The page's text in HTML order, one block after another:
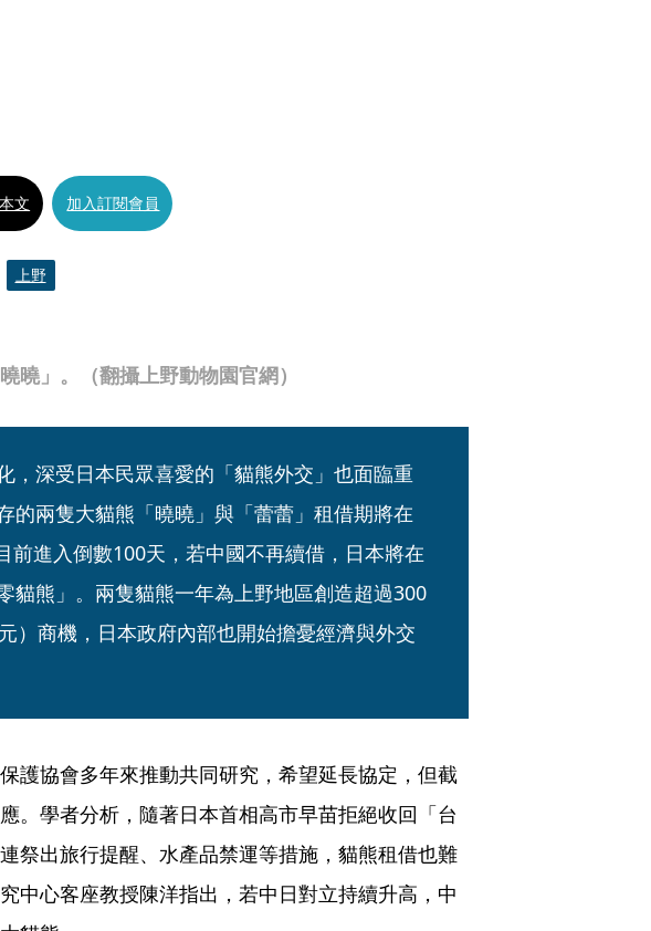
曉」。（翻攝上野動物園官網）
文 加入訂閱會員
上野
，深受日本民眾喜愛的「貓熊外交」也面臨重
的兩隻大貓熊「曉曉」與「蕾蕾」租借期將在
前進入倒數100天，若中國不再續借，日本將在
貓熊」。兩隻貓熊一年為上野地區創造超過300
）商機，日本政府內部也開始擔憂經濟與外交
護協會多年來推動共同研究，希望延長協定，但截
。學者分析，隨著日本首相高市早苗拒絕收回「台
祭出旅行提醒、水產品禁運等措施，貓熊租借也難
中心客座教授陳洋指出，若中日對立持續升高，中